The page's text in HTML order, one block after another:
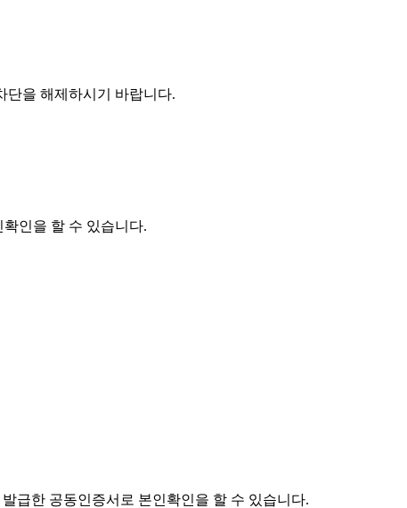
단을 해제하시기 바랍니다.
확인을 할 수 있습니다.
급한 공동인증서로 본인확인을 할 수 있습니다.